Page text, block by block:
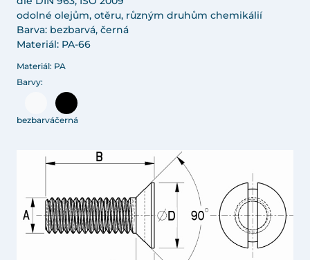
odolné olejům, otěru, různým druhům chemikálií
Barva: bezbarvá, černá
Materiál: PA-66
Materiál: PA
Barvy:
bezbarváčerná